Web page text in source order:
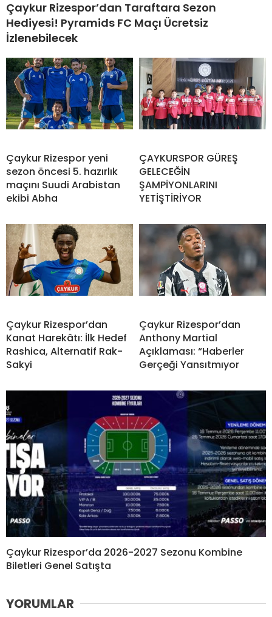
Çaykur Rizespor’dan Taraftara Sezon
Hediyesi! Pyramids FC Maçı Ücretsiz
İzlenebilecek
Çaykur Rizespor yeni
sezon öncesi 5. hazırlık
maçını Suudi Arabistan
ekibi Abha
ÇAYKURSPOR GÜREŞ
GELECEĞİN
ŞAMPİYONLARINI
YETİŞTİRİYOR
Çaykur Rizespor’dan
Kanat Harekâtı: İlk Hedef
Rashica, Alternatif Rak-
Sakyi
Çaykur Rizespor’dan
Anthony Martial
Açıklaması: “Haberler
Gerçeği Yansıtmıyor
Çaykur Rizespor’da 2026-2027 Sezonu Kombine
Biletleri Genel Satışta
YORUMLAR